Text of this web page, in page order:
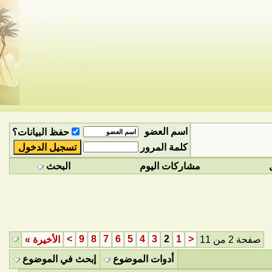
اسم العضو
حفظ البيانات؟
كلمة المرور
مشاركات اليوم البحث
صفحة 2 من 11 <
1
2
3
4
5
6
7
8
9
> الأخيرة »
أدوات الموضوع
إبحث في الموضوع